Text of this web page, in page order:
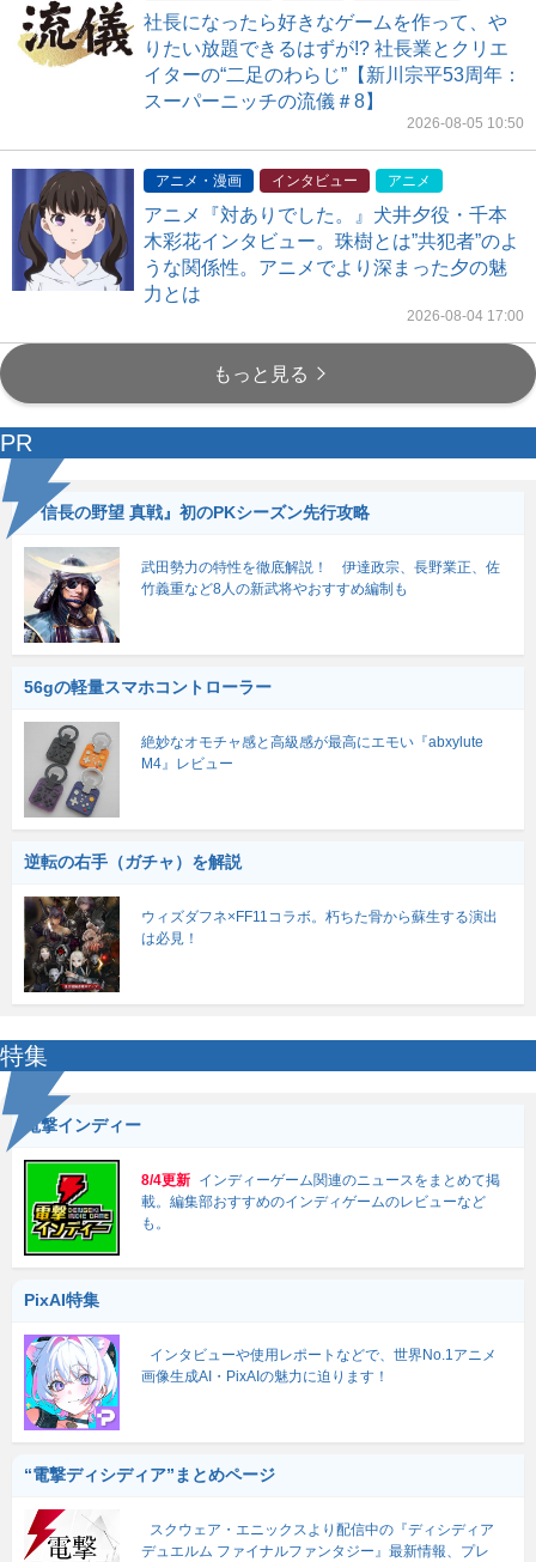
社長になったら好きなゲームを作って、や
りたい放題できるはずが!? 社長業とクリエ
イターの“二足のわらじ”【新川宗平53周年：
スーパーニッチの流儀＃8】
2026-08-05 10:50
アニメ・漫画 インタビュー アニメ
アニメ『対ありでした。』犬井夕役・千本
木彩花インタビュー。珠樹とは”共犯者”のよ
うな関係性。アニメでより深まった夕の魅
力とは
2026-08-04 17:00
もっと見る
PR
『信長の野望 真戦』初のPKシーズン先行攻略
武田勢力の特性を徹底解説！ 伊達政宗、長野業正、佐
竹義重など8人の新武将やおすすめ編制も
56gの軽量スマホコントローラー
絶妙なオモチャ感と高級感が最高にエモい『abxylute
M4』レビュー
逆転の右手（ガチャ）を解説
ウィズダフネ×FF11コラボ。朽ちた骨から蘇生する演出
は必見！
特集
電撃インディー
8/4更新 インディーゲーム関連のニュースをまとめて掲
載。編集部おすすめのインディゲームのレビューなど
も。
PixAI特集
インタビューや使用レポートなどで、世界No.1アニメ
画像生成AI・PixAIの魅力に迫ります！
“電撃ディシディア”まとめページ
スクウェア・エニックスより配信中の『ディシディア
デュエルム ファイナルファンタジー』最新情報、プレ